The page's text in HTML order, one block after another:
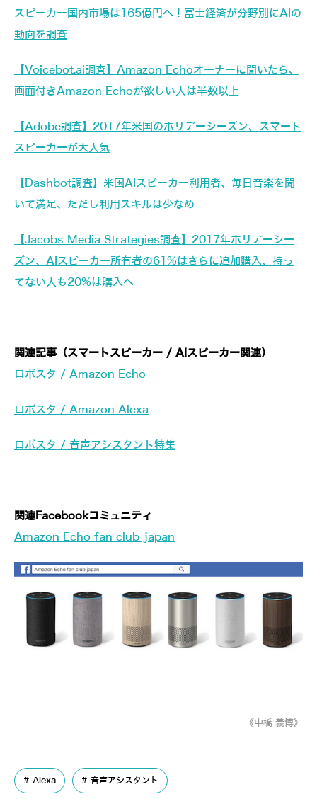
スピーカー国内市場は165億円へ！富士経済が分野別にAIの
動向を調査
【Voicebot.ai調査】Amazon Echoオーナーに聞いたら、
画面付きAmazon Echoが欲しい人は半数以上
【Adobe調査】2017年米国のホリデーシーズン、スマート
スピーカーが大人気
【Dashbot調査】米国AIスピーカー利用者、毎日音楽を聞
いて満足、ただし利用スキルは少なめ
【Jacobs Media Strategies調査】2017年ホリデーシー
ズン、AIスピーカー所有者の61%はさらに追加購入、持っ
てない人も20%は購入へ
関連記事（スマートスピーカー / AIスピーカー関連）
ロボスタ / Amazon Echo
ロボスタ / Amazon Alexa
ロボスタ / 音声アシスタント特集
関連Facebookコミュニティ
Amazon Echo fan club japan
《中橋 義博》
Alexa 音声アシスタント